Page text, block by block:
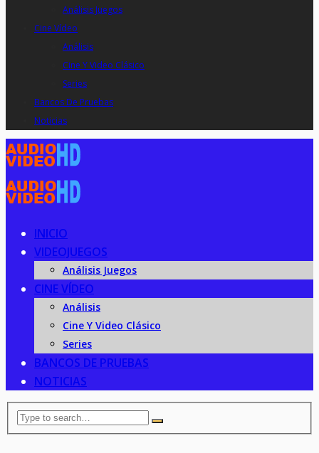
Análisis Juegos
Cine Vídeo
Análisis
Cine Y Video Clásico
Series
Bancos De Pruebas
Noticias
INICIO
VIDEOJUEGOS
Análisis Juegos
CINE VÍDEO
Análisis
Cine Y Video Clásico
Series
BANCOS DE PRUEBAS
NOTICIAS